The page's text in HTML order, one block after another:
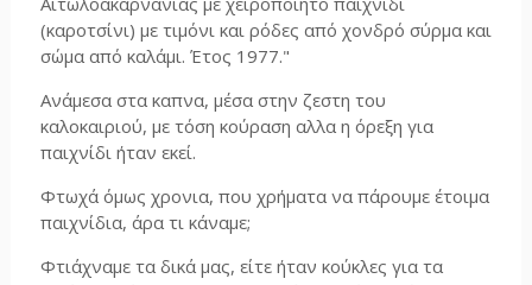
(καροτσίνι) με τιμόνι και ρόδες από χονδρό σύρμα και
σώμα από καλάμι. Έτος 1977."
Ανάμεσα στα καπνα, μέσα στην ζεστη του
καλοκαιριού, με τόση κούραση αλλα η όρεξη για
παιχνίδι ήταν εκεί.
Φτωχά όμως χρονια, που χρήματα να πάρουμε έτοιμα
παιχνίδια, άρα τι κάναμε;
Φτιάχναμε τα δικά μας, είτε ήταν κούκλες για τα